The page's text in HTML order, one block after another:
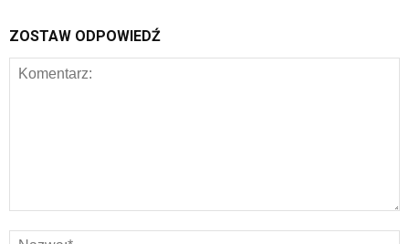
ZOSTAW ODPOWIEDŹ